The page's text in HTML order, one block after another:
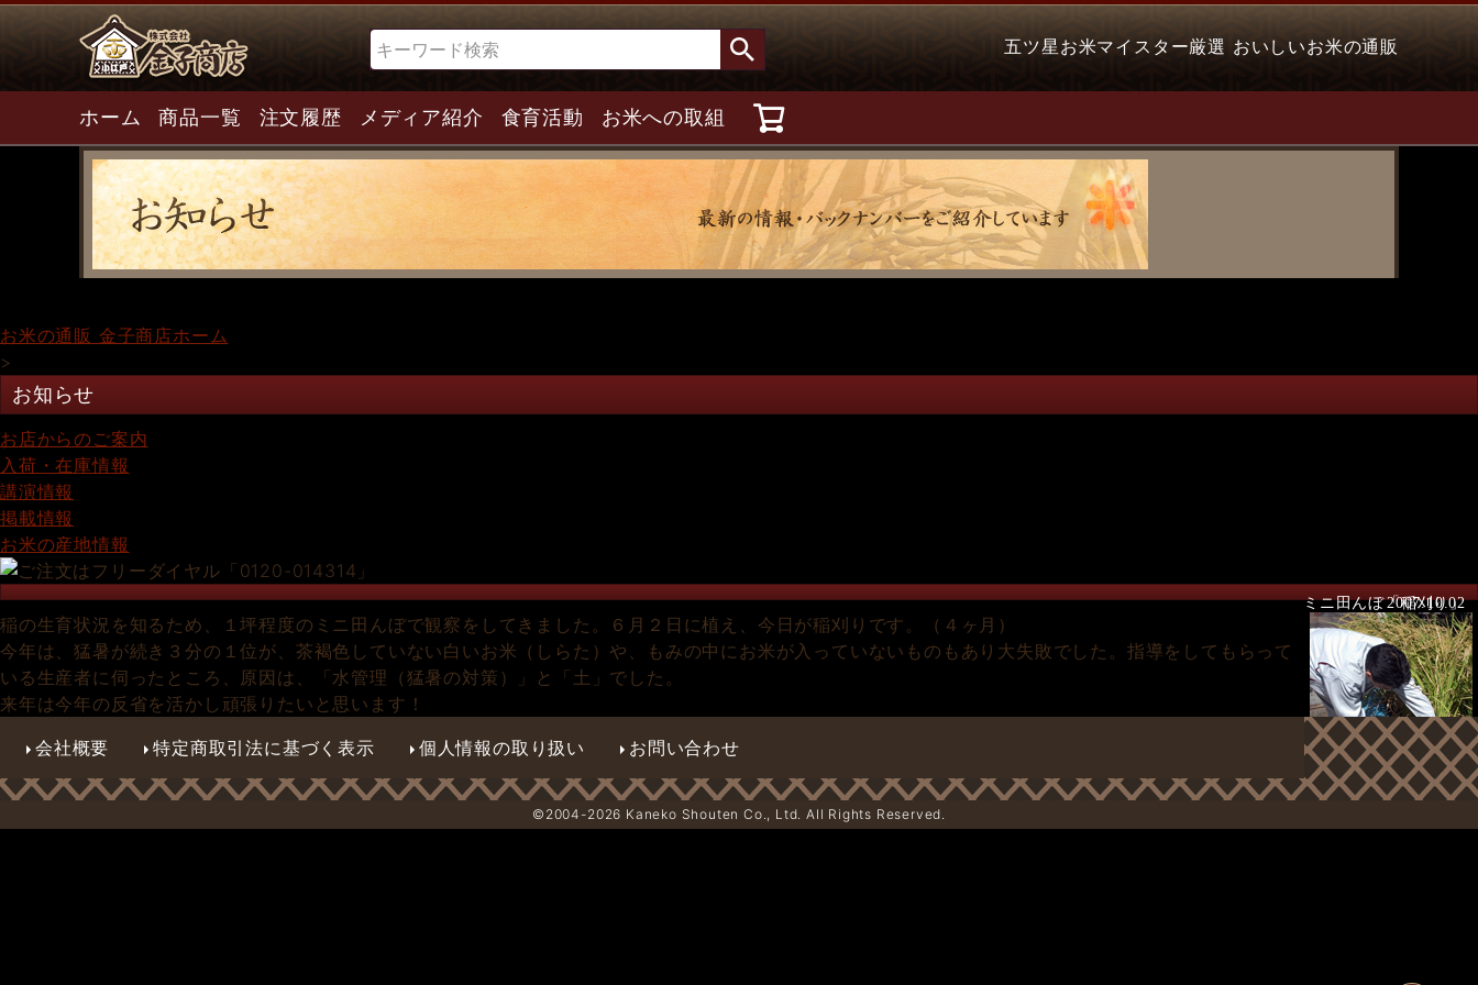
検索 五ツ星お米マイスター厳選 おいしいお米の通販
ホーム 商品一覧 注文履歴 メディア紹介 食育活動 お米への取組
お米の通販 金子商店ホーム
>
お知らせ
お店からのご案内
入荷・在庫情報
講演情報
掲載情報
お米の産地情報
ミニ田んぼ「稲刈り」
2007.10.02
稲の生育状況を知るため、１坪程度のミニ田んぼで観察をしてきました。６月２日に植え、今日が稲刈りです。（４ヶ月）
今年は、猛暑が続き３分の１位が、茶褐色していない白いお米（しらた）や、もみの中にお米が入っていないものもあり大失敗でした。指導をしてもらって
いる生産者に伺ったところ、原因は、「水管理（猛暑の対策）」と「土」でした。
来年は今年の反省を活かし頑張りたいと思います！
会社概要
特定商取引法に基づく表示 個人情報の取り扱い お問い合わせ
©2004-2026 Kaneko Shouten Co., Ltd. All Rights Reserved.